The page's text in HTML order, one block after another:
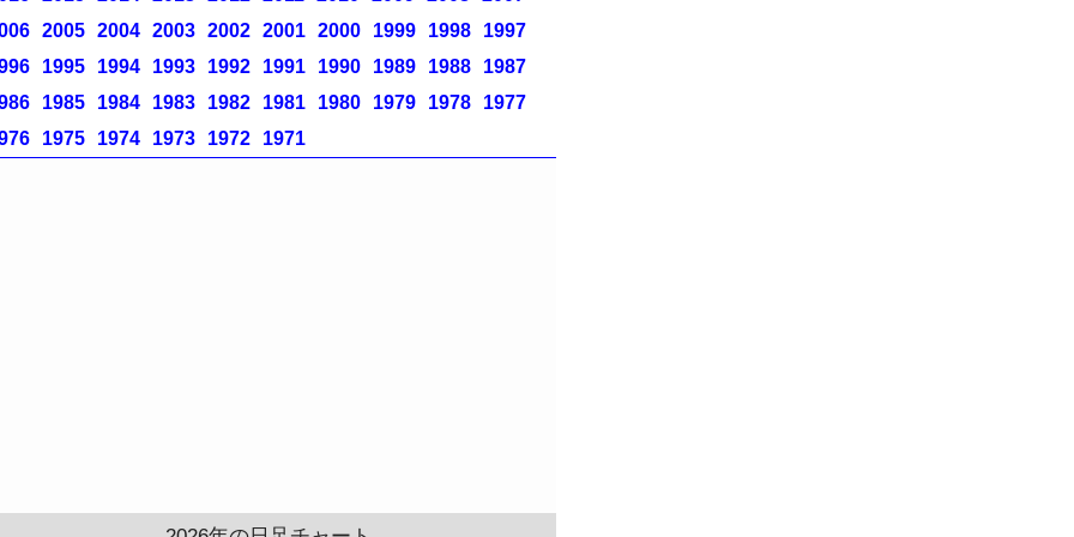
2005 2004 2003 2002 2001 2000 1999 1998
1997
1995 1994 1993 1992 1991 1990 1989 1988
1987
1985 1984 1983 1982 1981 1980 1979 1978
1977
1975 1974 1973 1972 1971